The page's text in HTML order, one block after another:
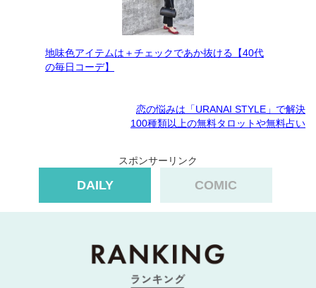
地味色アイテムは＋チェックであか抜ける【40代
の毎日コーデ】
恋の悩みは「URANAI STYLE」で解決
100種類以上の無料タロットや無料占い
スポンサーリンク
DAILY COMIC